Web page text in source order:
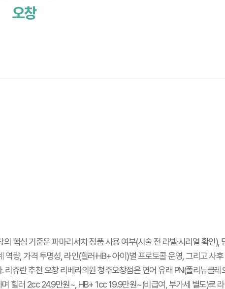
오창
의 핵심 기준은 파마리서치 정품 사용 여부(시술 전 라벨·시리얼 확인),
역량, 가격 투명성, 라인(힐러·HB+·아이)별 프로토콜 운영, 그리고 사후
리쥬란 추천 오창 리베리의원 청주오창점은 연어 유래 PN(폴리뉴클레
힐러 2cc 24.9만원~, HB+ 1cc 19.9만원~(비급여, 부가세 별도)로